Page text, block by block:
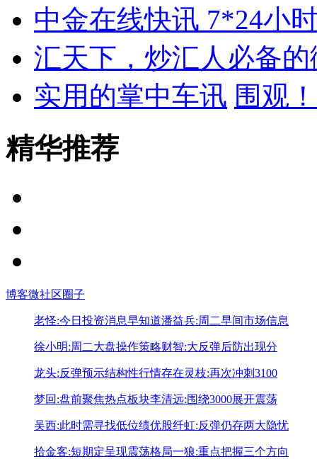
中金在线快讯 7*24小
汇天下，炒汇人必备
实用的掌中车讯 围观
精华推荐
博客微社区圈子
老怪:今日投资消息早知道潘益兵:周二早间市场信息
徐小明:周二大盘操作策略财智:大反弹后防出现分
龙头:反弹预示结构性行情存在灵枝:再次冲刺3100
梦回:盘前聚焦热点板块李清远:围绕3000展开震荡
吴西:此时需寻找低位绩优股纤虹:反弹仍存两大隐忧
拾金客:短期定呈现震荡格局一狼:重点把握三个方向